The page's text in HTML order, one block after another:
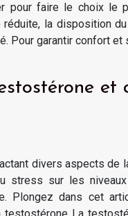
pour faire le choix le
la disposition
Pour garantir confort et
et
divers aspects de
stress sur les
Plongez dans cet